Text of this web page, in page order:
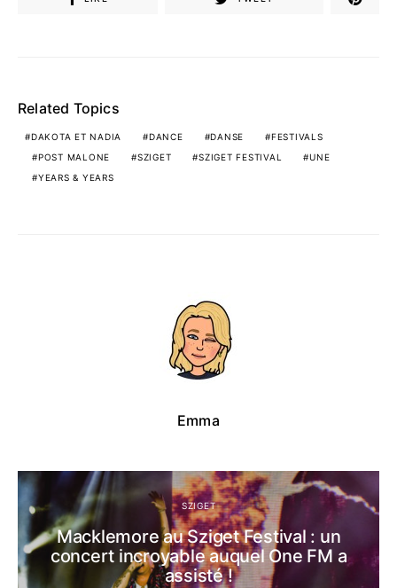
Related Topics
DAKOTA ET NADIA DANCE DANSE
FESTIVALS
POST MALONE
SZIGET SZIGET FESTIVAL
UNE
YEARS & YEARS
Emma
SZIGET
Macklemore au Sziget Festival : un
concert incroyable auquel One FM a
assisté !